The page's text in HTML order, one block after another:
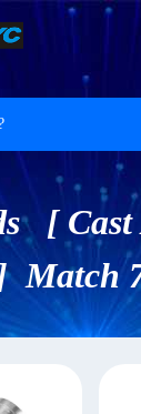
[
Match